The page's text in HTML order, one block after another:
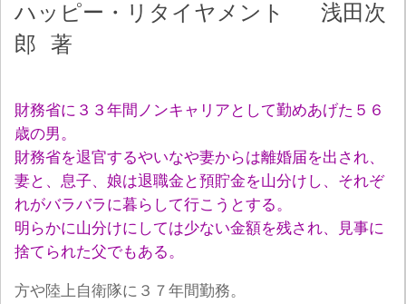
ハッピー・リタイヤメント
浅田次
郎
著
財務省に３３年間ノンキャリアとして勤めあげた５６
歳の男。
財務省を退官するやいなや妻からは離婚届を出され、
妻と、息子、娘は退職金と預貯金を山分けし、それぞ
れがバラバラに暮らして行こうとする。
明らかに山分けにしては少ない金額を残され、見事に
捨てられた父でもある。
方や陸上自衛隊に３７年間勤務。